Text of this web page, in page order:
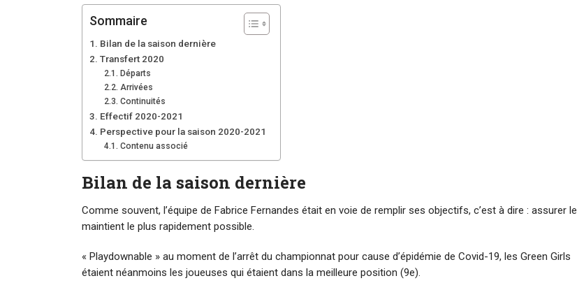
Sommaire
Bilan de la saison dernière
Transfert 2020
Départs
Arrivées
Continuités
Effectif 2020-2021
Perspective pour la saison 2020-2021
Contenu associé
Bilan de la saison dernière
Comme souvent, l’équipe de Fabrice Fernandes était en voie de remplir ses objectifs, c’est à dire : assurer le
maintient le plus rapidement possible.
« Playdownable » au moment de l’arrêt du championnat pour cause d’épidémie de Covid-19, les Green Girls
étaient néanmoins les joueuses qui étaient dans la meilleure position (9e).